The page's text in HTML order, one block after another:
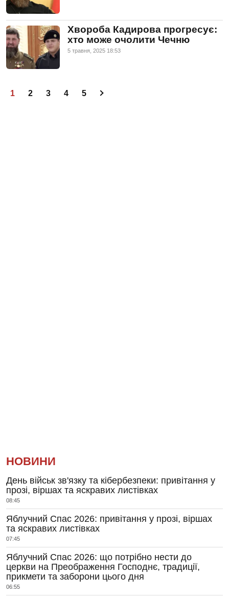
Хвороба Кадирова прогресує:
хто може очолити Чечню
5 травня, 2025 18:53
1 2 3 4 5
НОВИНИ
День військ зв'язку та кібербезпеки: привітання у
прозі, віршах та яскравих листівках
08:45
Яблучний Спас 2026: привітання у прозі, віршах
та яскравих листівках
07:45
Яблучний Спас 2026: що потрібно нести до
церкви на Преображення Господнє, традиції,
прикмети та заборони цього дня
06:55